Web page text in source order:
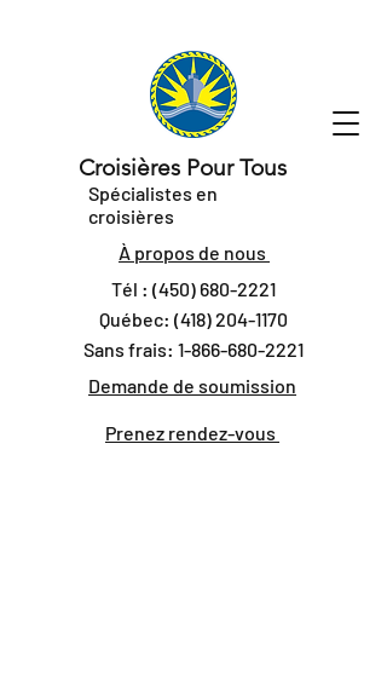
Croisières Pour Tous
Spécialistes en
croisières
À propos de nous
Tél : (450) 680-2221
Québec: (418) 204-1170
Sans frais: 1-866-680-2221
Demande de soumission
Prenez rendez-vous